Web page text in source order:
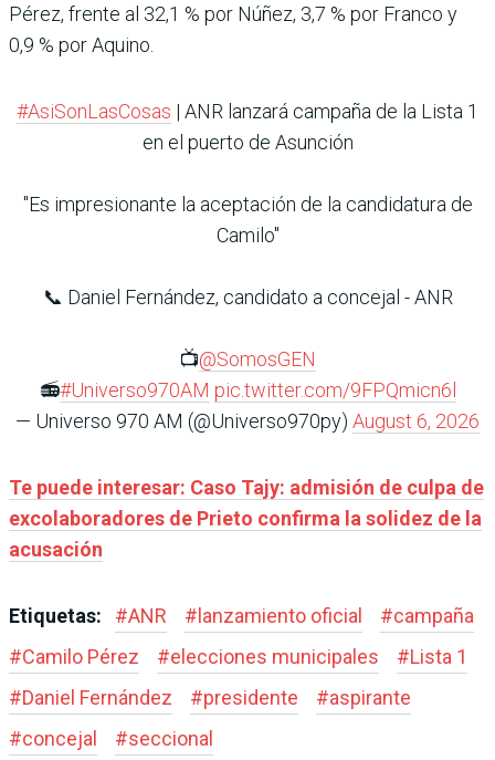
Pérez, frente al 32,1 % por Núñez, 3,7 % por Franco y
0,9 % por Aquino.
#AsiSonLasCosas | ANR lanzará campaña de la Lista 1
en el puerto de Asunción
"Es impresionante la aceptación de la candidatura de
Camilo"
📞 Daniel Fernández, candidato a concejal - ANR
📺@SomosGEN
📻#Universo970AM pic.twitter.com/9FPQmicn6l
— Universo 970 AM (@Universo970py) August 6, 2026
Te puede interesar: Caso Tajy: admisión de culpa de
excolaboradores de Prieto confirma la solidez de la
acusación
Etiquetas: #ANR #lanzamiento oficial #campaña
#Camilo Pérez #elecciones municipales #Lista 1
#Daniel Fernández #presidente #aspirante
#concejal #seccional